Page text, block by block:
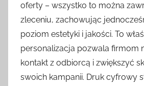
oferty – wszystko to można
zleceniu, zachowując
poziom estetyki i jakości. To
personalizacja pozwala firmom
kontakt z odbiorcą i zwiększyć
swoich kampanii. Druk cyfrowy